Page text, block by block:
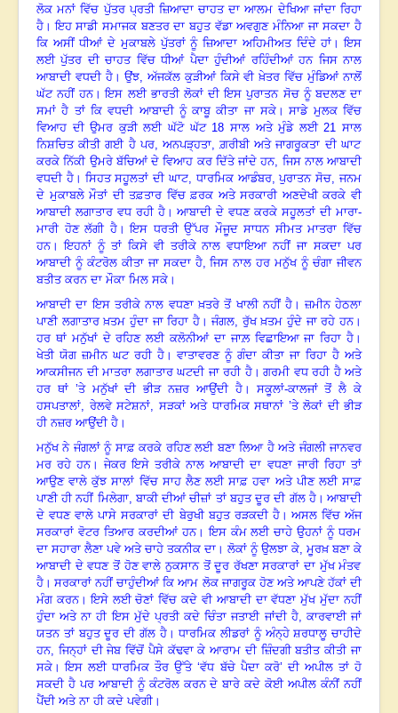
ਲੋਕ ਮਨਾਂ ਵਿੱਚ ਪੁੱਤਰ ਪ੍ਰਤੀ ਜ਼ਿਆਦਾ ਚਾਹਤ ਦਾ ਆਲਮ ਦੇਖਿਆ ਜਾਂਦਾ ਰਿਹਾ
ਹੈ ।ਇਹ ਸਾਡੀ ਸਮਾਜਕ ਬਣਤਰ ਦਾ ਬਹੁਤ ਵੱਡਾ ਅਵਗੁਣ ਮੰਨਿਆ ਜਾ ਸਕਦਾ ਹੈ
ਕਿ ਅਸੀਂ ਧੀਆਂ ਦੇ ਮੁਕਾਬਲੇ ਪੁੱਤਰਾਂ ਨੂੰ ਜ਼ਿਆਦਾ ਅਹਿਮੀਅਤ ਦਿੰਦੇ ਹਾਂ ।ਇਸ
ਲਈ ਪੁੱਤਰ ਦੀ ਚਾਹਤ ਵਿੱਚ ਧੀਆਂ ਪੈਦਾ ਹੁੰਦੀਆਂ ਰਹਿੰਦੀਆਂ ਹਨ ਜਿਸ ਨਾਲ
ਆਬਾਦੀ ਵਧਦੀ ਹੈ। ਉਂਝ, ਅੱਜਕੱਲ ਕੁੜੀਆਂ ਕਿਸੇ ਵੀ ਖ਼ੇਤਰ ਵਿੱਚ ਮੁੰਡਿਆਂ ਨਾਲੋਂ
ਘੱਟ ਨਹੀਂ ਹਨ ।ਇਸ ਲਈ ਭਾਰਤੀ ਲੋਕਾਂ ਦੀ ਇਸ ਪੁਰਾਤਨ ਸੋਚ ਨੂੰ ਬਦਲਣ ਦਾ
ਸਮਾਂ ਹੈ ਤਾਂ ਕਿ ਵਧਦੀ ਆਬਾਦੀ ਨੂੰ ਕਾਬੂ ਕੀਤਾ ਜਾ ਸਕੇ ।ਸਾਡੇ ਮੁਲਕ ਵਿੱਚ
ਵਿਆਹ ਦੀ ਉਮਰ ਕੁੜੀ ਲਈ ਘੱਟੋ ਘੱਟ 18 ਸਾਲ ਅਤੇ ਮੁੰਡੇ ਲਈ 21 ਸਾਲ
ਨਿਸ਼ਚਿਤ ਕੀਤੀ ਗਈ ਹੈ ਪਰ, ਅਨਪੜ੍ਹਤਾ, ਗ਼ਰੀਬੀ ਅਤੇ ਜਾਗਰੂਕਤਾ ਦੀ ਘਾਟ
ਕਰਕੇ ਨਿੱਕੀ ਉਮਰੇ ਬੱਚਿਆਂ ਦੇ ਵਿਆਹ ਕਰ ਦਿੱਤੇ ਜਾਂਦੇ ਹਨ, ਜਿਸ ਨਾਲ ਆਬਾਦੀ
ਵਧਦੀ ਹੈ। ਸਿਹਤ ਸਹੂਲਤਾਂ ਦੀ ਘਾਟ, ਧਾਰਮਿਕ ਆਡੰਬਰ, ਪੁਰਾਤਨ ਸੋਚ, ਜਨਮ
ਦੇ ਮੁਕਾਬਲੇ ਮੌਤਾਂ ਦੀ ਤਫ਼ਤਾਰ ਵਿੱਚ ਫ਼ਰਕ ਅਤੇ ਸਰਕਾਰੀ ਅਣਦੇਖੀ ਕਰਕੇ ਵੀ
ਆਬਾਦੀ ਲਗਾਤਾਰ ਵਧ ਰਹੀ ਹੈ । ਆਬਾਦੀ ਦੇ ਵਧਣ ਕਰਕੇ ਸਹੂਲਤਾਂ ਦੀ ਮਾਰਾ-
ਮਾਰੀ ਹੋਣ ਲੱਗੀ ਹੈ।ਇਸ ਧਰਤੀ ਉੱਪਰ ਮੌਜੂਦ ਸਾਧਨ ਸੀਮਤ ਮਾਤਰਾ ਵਿੱਚ
ਹਨ ।ਇਹਨਾਂ ਨੂੰ ਤਾਂ ਕਿਸੇ ਵੀ ਤਰੀਕੇ ਨਾਲ ਵਧਾਇਆ ਨਹੀਂ ਜਾ ਸਕਦਾ ਪਰ
ਆਬਾਦੀ ਨੂੰ ਕੰਟਰੋਲ ਕੀਤਾ ਜਾ ਸਕਦਾ ਹੈ, ਜਿਸ ਨਾਲ ਹਰ ਮਨੁੱਖ ਨੂੰ ਚੰਗਾ ਜੀਵਨ
ਬਤੀਤ ਕਰਨ ਦਾ ਮੌਕਾ ਮਿਲ ਸਕੇ ।
ਆਬਾਦੀ ਦਾ ਇਸ ਤਰੀਕੇ ਨਾਲ ਵਧਣਾ ਖ਼ਤਰੇ ਤੋਂ ਖਾਲੀ ਨਹੀਂ ਹੈ । ਜ਼ਮੀਨ ਹੇਠਲਾ
ਪਾਣੀ ਲਗਾਤਾਰ ਖ਼ਤਮ ਹੁੰਦਾ ਜਾ ਰਿਹਾ ਹੈ । ਜੰਗਲ, ਰੁੱਖ ਖ਼ਤਮ ਹੁੰਦੇ ਜਾ ਰਹੇ ਹਨ ।
ਹਰ ਥਾਂ ਮਨੁੱਖਾਂ ਦੇ ਰਹਿਣ ਲਈ ਕਲੋਨੀਆਂ ਦਾ ਜਾਲ਼ ਵਿਛਾਇਆ ਜਾ ਰਿਹਾ ਹੈ ।
ਖੇਤੀ ਯੋਗ ਜ਼ਮੀਨ ਘਟ ਰਹੀ ਹੈ । ਵਾਤਾਵਰਣ ਨੂੰ ਗੰਦਾ ਕੀਤਾ ਜਾ ਰਿਹਾ ਹੈ ਅਤੇ
ਆਕਸੀਜਨ ਦੀ ਮਾਤਰਾ ਲਗਾਤਾਰ ਘਟਦੀ ਜਾ ਰਹੀ ਹੈ। ਗਰਮੀ ਵਧ ਰਹੀ ਹੈ ਅਤੇ
ਹਰ ਥਾਂ ’ਤੇ ਮਨੁੱਖਾਂ ਦੀ ਭੀੜ ਨਜ਼ਰ ਆਉਂਦੀ ਹੈ। ਸਕੂਲਾਂ-ਕਾਲਜਾਂ ਤੋਂ ਲੈ ਕੇ
ਹਸਪਤਾਲਾਂ, ਰੇਲਵੇ ਸਟੇਸ਼ਨਾਂ, ਸੜਕਾਂ ਅਤੇ ਧਾਰਮਿਕ ਸਥਾਨਾਂ ’ਤੇ ਲੋਕਾਂ ਦੀ ਭੀੜ
ਹੀ ਨਜ਼ਰ ਆਉਂਦੀ ਹੈ ।
ਮਨੁੱਖ ਨੇ ਜੰਗਲਾਂ ਨੂੰ ਸਾਫ਼ ਕਰਕੇ ਰਹਿਣ ਲਈ ਬਣਾ ਲਿਆ ਹੈ ਅਤੇ ਜੰਗਲੀ ਜਾਨਵਰ
ਮਰ ਰਹੇ ਹਨ । ਜੇਕਰ ਇਸੇ ਤਰੀਕੇ ਨਾਲ ਆਬਾਦੀ ਦਾ ਵਧਣਾ ਜਾਰੀ ਰਿਹਾ ਤਾਂ
ਆਉਣ ਵਾਲੇ ਕੁੱਝ ਸਾਲਾਂ ਵਿੱਚ ਸਾਹ ਲੈਣ ਲਈ ਸਾਫ਼ ਹਵਾ ਅਤੇ ਪੀਣ ਲਈ ਸਾਫ਼
ਪਾਣੀ ਹੀ ਨਹੀਂ ਮਿਲੇਗਾ, ਬਾਕੀ ਦੀਆਂ ਚੀਜ਼ਾਂ ਤਾਂ ਬਹੁਤ ਦੂਰ ਦੀ ਗੱਲ ਹੈ।ਆਬਾਦੀ
ਦੇ ਵਧਣ ਵਾਲੇ ਪਾਸੇ ਸਰਕਾਰਾਂ ਦੀ ਬੇਰੁਖੀ ਬਹੁਤ ਰੜਕਦੀ ਹੈ। ਅਸਲ ਵਿੱਚ ਅੱਜ
ਸਰਕਾਰਾਂ ਵੋਟਰ ਤਿਆਰ ਕਰਦੀਆਂ ਹਨ। ਇਸ ਕੰਮ ਲਈ ਚਾਹੇ ਉਹਨਾਂ ਨੂੰ ਧਰਮ
ਦਾ ਸਹਾਰਾ ਲੈਣਾ ਪਵੇ ਅਤੇ ਚਾਹੇ ਤਕਨੀਕ ਦਾ । ਲੋਕਾਂ ਨੂੰ ਉਲਝਾ ਕੇ, ਮੂਰਖ਼ ਬਣਾ ਕੇ
ਆਬਾਦੀ ਦੇ ਵਧਣ ਤੋਂ ਹੋਣ ਵਾਲੇ ਨੁਕਸਾਨ ਤੋਂ ਦੂਰ ਰੱਖਣਾ ਸਰਕਾਰਾਂ ਦਾ ਮੁੱਖ ਮੰਤਵ
ਹੈ ।ਸਰਕਾਰਾਂ ਨਹੀਂ ਚਾਹੁੰਦੀਆਂ ਕਿ ਆਮ ਲੋਕ ਜਾਗਰੂਕ ਹੋਣ ਅਤੇ ਆਪਣੇ ਹੱਕਾਂ ਦੀ
ਮੰਗ ਕਰਨ।ਇਸੇ ਲਈ ਚੋਣਾਂ ਵਿੱਚ ਕਦੇ ਵੀ ਆਬਾਦੀ ਦਾ ਵੱਧਣਾ ਮੁੱਖ ਮੁੱਦਾ ਨਹੀਂ
ਹੁੰਦਾ ਅਤੇ ਨਾ ਹੀ ਇਸ ਮੁੱਦੇ ਪ੍ਰਤੀ ਕਦੇ ਚਿੰਤਾ ਜਤਾਈ ਜਾਂਦੀ ਹੈ, ਕਾਰਵਾਈ ਜਾਂ
ਯਤਨ ਤਾਂ ਬਹੁਤ ਦੂਰ ਦੀ ਗੱਲ ਹੈ। ਧਾਰਮਿਕ ਲੀਡਰਾਂ ਨੂੰ ਅੰਨ੍ਹੇ ਸ਼ਰਧਾਲੂ ਚਾਹੀਦੇ
ਹਨ, ਜਿਨ੍ਹਾਂ ਦੀ ਜੇਬ ਵਿੱਚੋਂ ਪੈਸੇ ਕੱਢਵਾ ਕੇ ਆਰਾਮ ਦੀ ਜ਼ਿੰਦਗੀ ਬਤੀਤ ਕੀਤੀ ਜਾ
ਸਕੇ ।ਇਸ ਲਈ ਧਾਰਮਿਕ ਤੌਰ ਉੱਤੇ ‘ਵੱਧ ਬੱਚੇ ਪੈਦਾ ਕਰੋ’ ਦੀ ਅਪੀਲ ਤਾਂ ਹੋ
ਸਕਦੀ ਹੈ ਪਰ ਆਬਾਦੀ ਨੂੰ ਕੰਟਰੋਲ ਕਰਨ ਦੇ ਬਾਰੇ ਕਦੇ ਕੋਈ ਅਪੀਲ ਕੰਨੀਂ ਨਹੀਂ
ਪੈਂਦੀ ਅਤੇ ਨਾ ਹੀ ਕਦੇ ਪਵੇਗੀ ।